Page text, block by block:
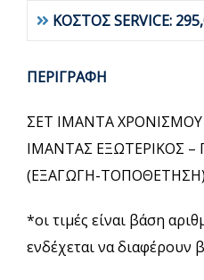
ΚΟΣΤΟΣ SERVICE:
ΠΕΡΙΓΡΑΦΗ
ΣΕΤ ΙΜΑΝΤΑ ΧΡΟΝΙΣΜΟΥ
ΙΜΑΝΤΑΣ ΕΞΩΤΕΡΙΚΟΣ –
(ΕΞΑΓΩΓΗ-ΤΟΠΟΘΕΤΗΣΗ)
*οι τιμές είναι βάση
ενδέχεται να διαφέρουν